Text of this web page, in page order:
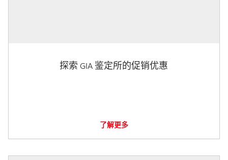
探索 GIA 鉴定所的促销优惠
了解更多